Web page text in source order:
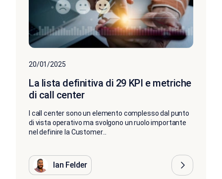
20/01/2025
La lista definitiva di 29 KPI e metriche
di call center
I call center sono un elemento complesso dal punto
di vista operativo ma svolgono un ruolo importante
nel definire la Customer...
Ian Felder